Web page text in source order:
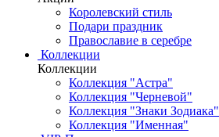
Королевский стиль
Подари праздник
Православие в серебре
Коллекции
Коллекции
Коллекция "Астра"
Коллекция "Черневой"
Коллекция "Знаки Зодиака"
Коллекция "Именная"